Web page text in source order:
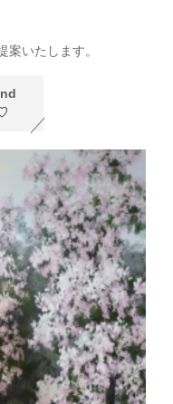
案いたします。